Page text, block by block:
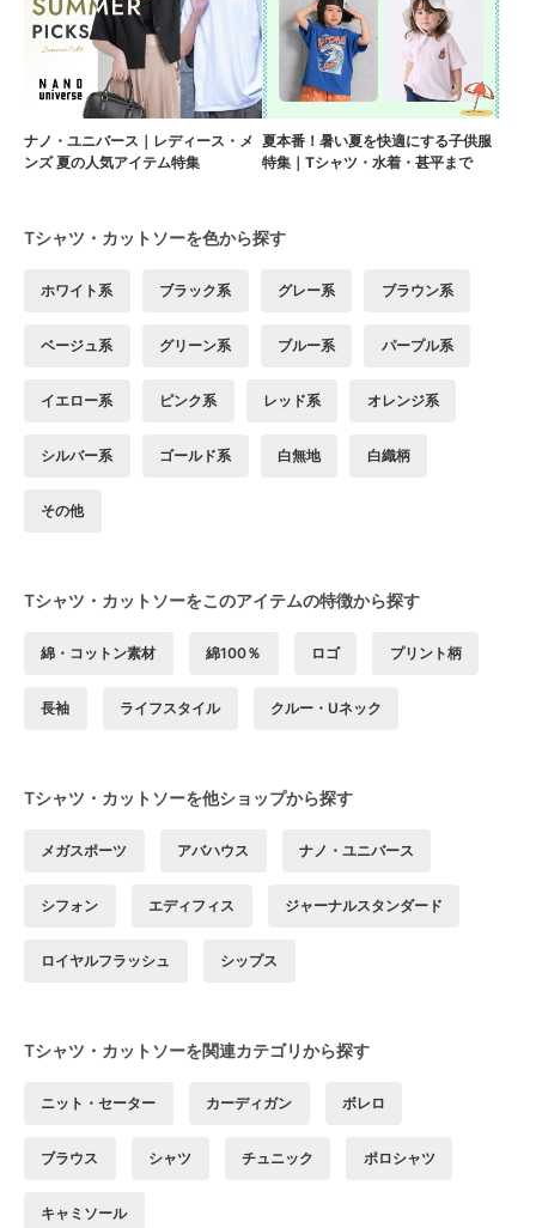
ナノ・ユニバース｜レディース・メ
ンズ 夏の人気アイテム特集
夏本番！暑い夏を快適にする子供服
特集｜Tシャツ・水着・甚平まで
Tシャツ・カットソーを色から探す
ホワイト系 ブラック系 グレー系 ブラウン系
ベージュ系 グリーン系 ブルー系 パープル系
イエロー系 ピンク系 レッド系 オレンジ系
シルバー系 ゴールド系 白無地 白織柄
その他
Tシャツ・カットソーをこのアイテムの特徴から探す
綿・コットン素材 綿100％ ロゴ プリント柄
長袖 ライフスタイル クルー・Uネック
Tシャツ・カットソーを他ショップから探す
メガスポーツ アバハウス ナノ・ユニバース
シフォン エディフィス ジャーナルスタンダード
ロイヤルフラッシュ シップス
Tシャツ・カットソーを関連カテゴリから探す
ニット・セーター カーディガン ボレロ
ブラウス シャツ チュニック ポロシャツ
キャミソール